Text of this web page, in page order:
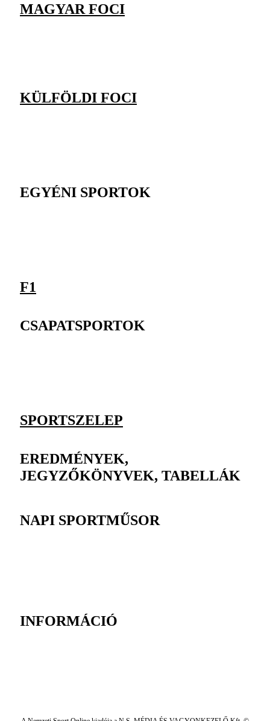
MAGYAR FOCI
KÜLFÖLDI FOCI
EGYÉNI SPORTOK
F1
CSAPATSPORTOK
SPORTSZELEP
EREDMÉNYEK,
JEGYZŐKÖNYVEK, TABELLÁK
NAPI SPORTMŰSOR
INFORMÁCIÓ